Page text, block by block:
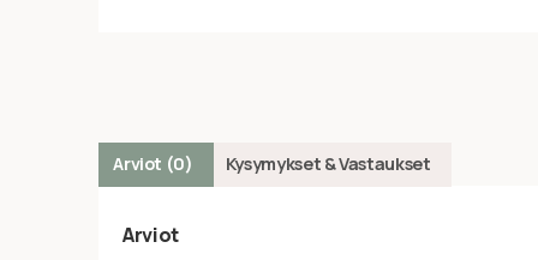
Arviot (0) Kysymykset & Vastaukset
Arviot